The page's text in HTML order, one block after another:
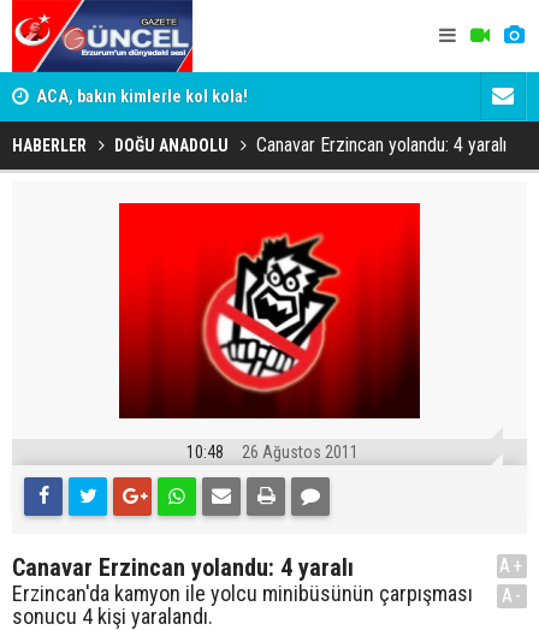
ACA, bakın kimlerle kol kola!
HABERLER DOĞU ANADOLU Canavar Erzincan yolandu: 4 yaralı
10:48 26 Ağustos 2011
Canavar Erzincan yolandu: 4 yaralı
Erzincan'da kamyon ile yolcu minibüsünün çarpışması
sonucu 4 kişi yaralandı.
A+
A-